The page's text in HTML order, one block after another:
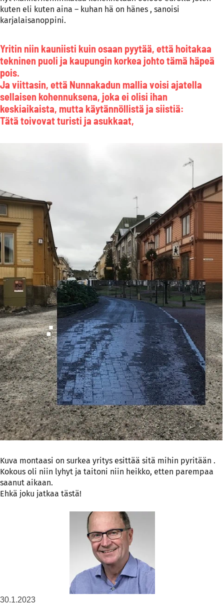
kuten eli kuten aina – kuhan hä on hänes , sanoisi
karjalaisanoppini.
Yritin niin kauniisti kuin osaan pyytää, että hoitakaa
tekninen puoli ja kaupungin korkea johto tämä häpeä
pois.
Ja viittasin, että Nunnakadun mallia voisi ajatella
sellaisen kohennuksena, joka ei olisi ihan
keskiaikaista, mutta käytännöllistä ja siistiä:
Tätä toivovat turisti ja asukkaat,
Kuva montaasi on surkea yritys esittää sitä mihin pyritään .
Kokous oli niin lyhyt ja taitoni niin heikko, etten parempaa
saanut aikaan.
Ehkä joku jatkaa tästä!
30.1.2023